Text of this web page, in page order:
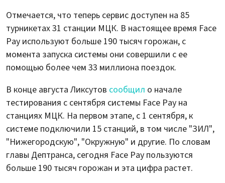
Отмечается, что теперь сервис доступен на 85
турникетах 31 станции МЦК. В настоящее время Face
Pay используют больше 190 тысяч горожан, с
момента запуска системы они совершили с ее
помощью более чем 33 миллиона поездок.
В конце августа Ликсутов сообщил о начале
тестирования с сентября системы Face Pay на
станциях МЦК. На первом этапе, с 1 сентября, к
системе подключили 15 станций, в том числе "ЗИЛ",
"Нижегородскую", "Окружную" и другие. По словам
главы Дептранса, сегодня Face Pay пользуются
больше 190 тысяч горожан и эта цифра растет.